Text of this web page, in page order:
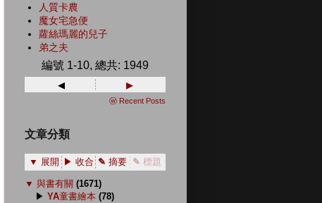
人質卡農
魔女宅急便
蘿絲瑪麗的兒子
弟之夫
編號 1-10, 總共: 1949
◂ ▸
ⓦ Recent Posts
文章分類
▼ 展開 ▶ 收合 ✎ 摘要 ✎ 標題
▼ 與書有關 (1671)
▶ YA童書繪本 (78)